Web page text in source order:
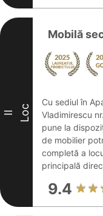
II Loc
Mobilă
Cu sediul în
Vladimirescu
pune la
de mobilier
completă a
principală
9.4